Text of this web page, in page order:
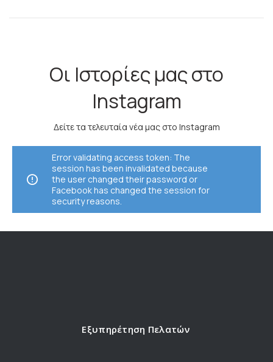
Οι Ιστορίες μας στο
Instagram
Δείτε τα τελευταία νέα μας στο Instagram
Error validating access token: The
session has been invalidated because
the user changed their password or
Facebook has changed the session for
security reasons.
Εξυπηρέτηση Πελατών